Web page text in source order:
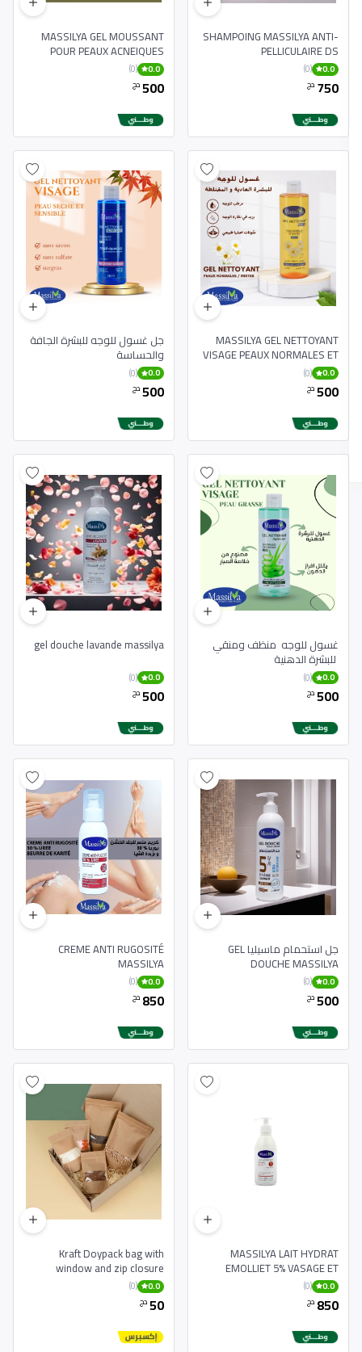
SHAMPOING MASSILYA ANTI-
PELLICULAIRE DS
0.0
(0)
750 دج
MASSILYA GEL MOUSSANT
POUR PEAUX ACNEIQUES
250ML
0.0
(0)
500دج
MASSILYA GEL NETTOYANT
VISAGE PEAUX NORMALES ET
MIXTES 250ML
0.0
(0)
500دج
جل غسول للوجه للبشرة الجافة
والحساسة
0.0
(0)
500دج
غسول للوجه منظف ومنقي
للبشرة الدهنية
0.0
(0)
500دج
gel douche lavande massilya
0.0
(0)
500دج
جل استحمام ماسيليا GEL
DOUCHE MASSILYA
0.0
(0)
500دج
CREME ANTI RUGOSITÉ
MASSILYA
0.0
(0)
850 دج
MASSILYA LAIT HYDRAT
EMOLLIET 5% VASAGE ET
CORPS POUS PEAUX SECHES
0.0
(0)
850 دج
Kraft Doypack bag with
window and zip closure
0.0
(0)
50دج